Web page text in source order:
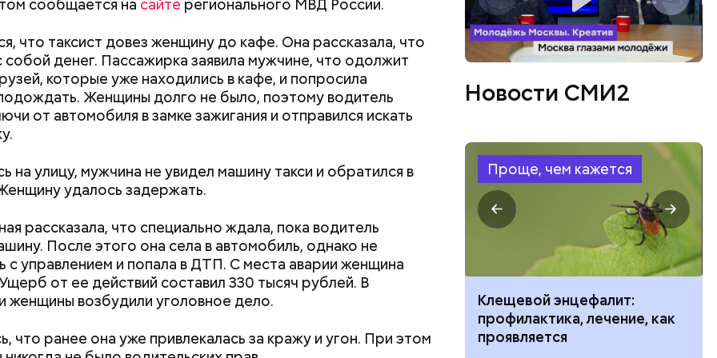
сообщается на сайте регионального МВД России.
что таксист довез женщину до кафе. Она рассказала, что
собой денег. Пассажирка заявила мужчине, что одолжит
которые уже находились в кафе, и попросила
Женщины долго не было, поэтому водитель
от автомобиля в замке зажигания и отправился искать
на улицу, мужчина не увидел машину такси и обратился в
удалось задержать.
рассказала, что специально ждала, пока водитель
После этого она села в автомобиль, однако не
с управлением и попала в ДТП. С места аварии женщина
от ее действий составил 330 тысяч рублей. В
женщины возбудили уголовное дело.
что ранее она уже привлекалась за кражу и угон. При этом
задержанные граждане ранее уже привлекались к
Расследование уголовного дела
Новости СМИ2
Проще, чем кажется
Как узнать, снесут ли дом по
искать информацию и сроки
Как предотвратить развитие
Клещевой энцефалит:
профилактика, лечение, как
проявляется